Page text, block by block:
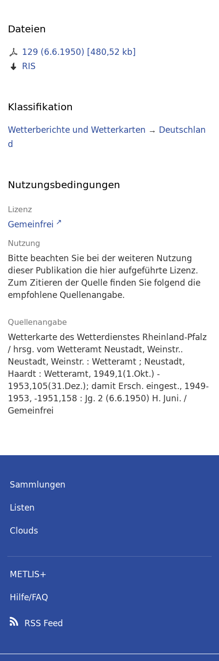
Dateien
129 (6.6.1950) [480,52 kb]
RIS
Klassifikation
Wetterberichte und Wetterkarten → Deutschlan
d
Nutzungsbedingungen
Lizenz
Gemeinfrei
Nutzung
Bitte beachten Sie bei der weiteren Nutzung
dieser Publikation die hier aufgeführte Lizenz.
Zum Zitieren der Quelle finden Sie folgend die
empfohlene Quellenangabe.
Quellenangabe
Wetterkarte des Wetterdienstes Rheinland-Pfalz
/ hrsg. vom Wetteramt Neustadt, Weinstr..
Neustadt, Weinstr. : Wetteramt ; Neustadt,
Haardt : Wetteramt, 1949,1(1.Okt.) -
1953,105(31.Dez.); damit Ersch. eingest., 1949-
1953, -1951,158 : Jg. 2 (6.6.1950) H. Juni. /
Gemeinfrei
Sammlungen
Listen
Clouds
METLIS+
Hilfe/FAQ
RSS Feed